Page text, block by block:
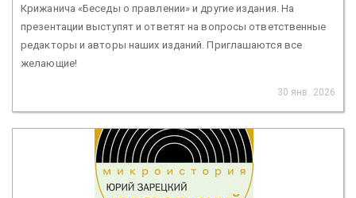
Крижанича «Беседы о правлении» и другие издания. На
презентации выступят и ответят на вопросы ответственные
редакторы и авторы наших изданий. Приглашаются все
желающие!
30 янв. 2026